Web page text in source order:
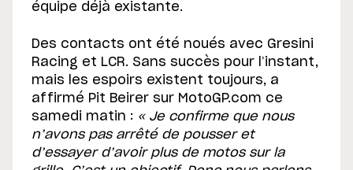
équipe déjà existante.
Des contacts ont été noués avec Gresini
Racing et LCR. Sans succès pour l’instant,
mais les espoirs existent toujours, a
affirmé Pit Beirer sur MotoGP.com ce
samedi matin : « Je confirme que nous
n’avons pas arrêté de pousser et
d’essayer d’avoir plus de motos sur la